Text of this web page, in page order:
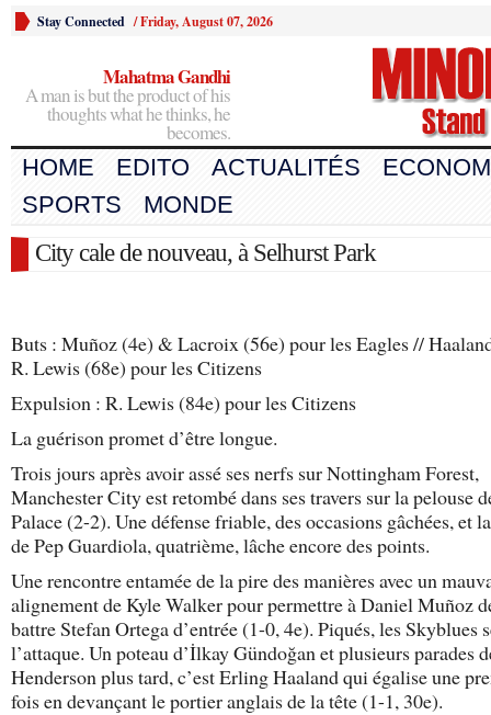
Stay Connected /Friday, August 07, 2026
Mahatma Gandhi
A man is but the product of his
thoughts what he thinks, he
becomes.
HOME EDITO ACTUALITÉS
SPORTS
MONDE
City cale de nouveau, à Selhurst Park
Buts : Muñoz (4e) & Lacroix (56e) pour les Eagles //
R. Lewis (68e) pour les Citizens
Expulsion : R. Lewis (84e) pour les Citizens
La guérison promet d’être longue.
Trois jours après avoir assé ses nerfs sur Nottingham Forest,
Manchester City est retombé dans ses travers sur la pelouse
Palace (2-2). Une défense friable, des occasions gâchées, et
de Pep Guardiola, quatrième, lâche encore des points.
Une rencontre entamée de la pire des manières avec un
alignement de Kyle Walker pour permettre à Daniel Muñoz
battre Stefan Ortega d’entrée (1-0, 4e). Piqués, les Skyblues
l’attaque. Un poteau d’İlkay Gündoğan et plusieurs parades
Henderson plus tard, c’est Erling Haaland qui égalise une
fois en devançant le portier anglais de la tête (1-1, 30e).